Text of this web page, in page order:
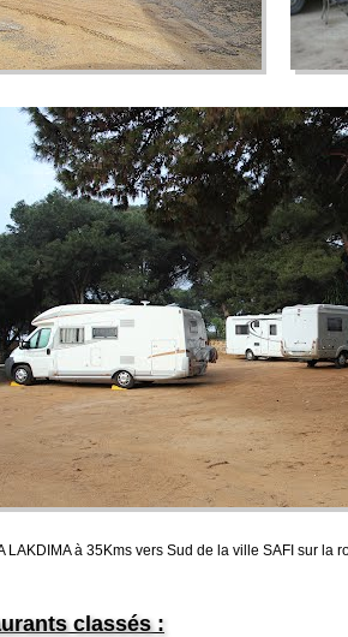
LAKDIMA à 35Kms vers Sud de la ville SAFI sur la
classés :